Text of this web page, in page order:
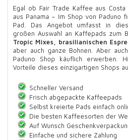
Egal ob Fair Trade Kaffee aus
aus Panama – Im Shop von Paduno
Pad. Das Angebot umfasst in
großen Auswahl an Kaffepads zum
Tropic Mixes, brasilianischen
aber auch ganze Bohnen. Aber
Paduno Shop käuflich erwerben.
Vorteile dieses einzigartigen Shops
Schneller Versand
Frisch abgepackte Kaffeepads
Selbst kreierte Pads einfach
Die besten Kaffeesorten der
Auf Wunsch
Einfache und sichere Zahlung